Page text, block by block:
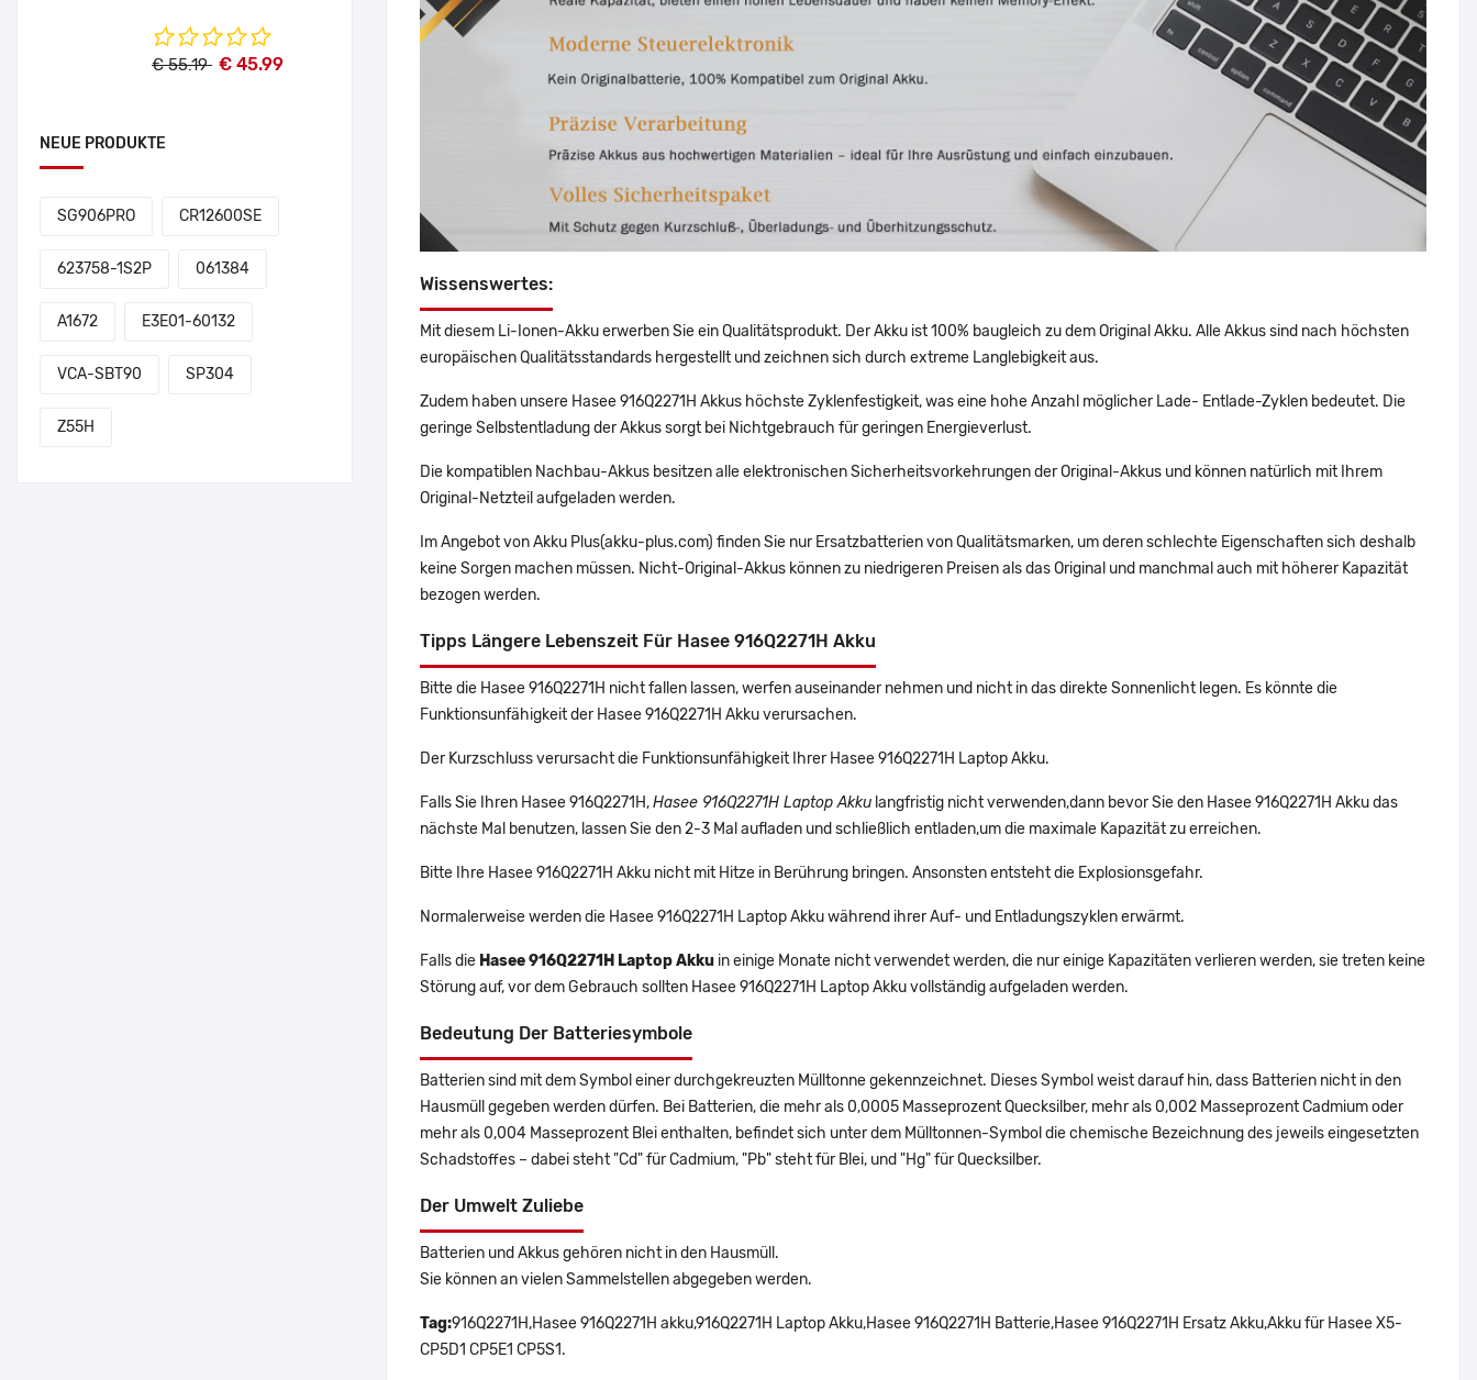
€ 55.19 € 45.99
NEUE PRODUKTE
SG906PRO CR12600SE
623758-1S2P 061384
A1672 E3E01-60132
VCA-SBT90 SP304
Z55H
Wissenswertes:
Mit diesem Li-Ionen-Akku erwerben Sie ein Qualitätsprodukt. Der Akku ist 100% baugleich zu dem Original Akku. Alle Akkus sind nach höchsten
europäischen Qualitätsstandards hergestellt und zeichnen sich durch extreme Langlebigkeit aus.
Zudem haben unsere Hasee 916Q2271H Akkus höchste Zyklenfestigkeit, was eine hohe Anzahl möglicher Lade- Entlade-Zyklen bedeutet. Die
geringe Selbstentladung der Akkus sorgt bei Nichtgebrauch für geringen Energieverlust.
Die kompatiblen Nachbau-Akkus besitzen alle elektronischen Sicherheitsvorkehrungen der Original-Akkus und können natürlich mit Ihrem
Original-Netzteil aufgeladen werden.
Im Angebot von Akku Plus(akku-plus.com) finden Sie nur Ersatzbatterien von Qualitätsmarken, um deren schlechte Eigenschaften sich deshalb
keine Sorgen machen müssen. Nicht-Original-Akkus können zu niedrigeren Preisen als das Original und manchmal auch mit höherer Kapazität
bezogen werden.
Tipps Längere Lebenszeit Für Hasee 916Q2271H Akku
Bitte die Hasee 916Q2271H nicht fallen lassen, werfen auseinander nehmen und nicht in das direkte Sonnenlicht legen. Es könnte die
Funktionsunfähigkeit der Hasee 916Q2271H Akku verursachen.
Der Kurzschluss verursacht die Funktionsunfähigkeit Ihrer Hasee 916Q2271H Laptop Akku.
Falls Sie Ihren Hasee 916Q2271H,Hasee 916Q2271H Laptop Akku langfristig nicht verwenden,dann bevor Sie den Hasee 916Q2271H Akku das
nächste Mal benutzen, lassen Sie den 2-3 Mal aufladen und schließlich entladen,um die maximale Kapazität zu erreichen.
Bitte Ihre Hasee 916Q2271H Akku nicht mit Hitze in Berührung bringen. Ansonsten entsteht die Explosionsgefahr.
Normalerweise werden die Hasee 916Q2271H Laptop Akku während ihrer Auf- und Entladungszyklen erwärmt.
Falls die Hasee 916Q2271H Laptop Akku in einige Monate nicht verwendet werden, die nur einige Kapazitäten verlieren werden, sie treten keine
Störung auf, vor dem Gebrauch sollten Hasee 916Q2271H Laptop Akku vollständig aufgeladen werden.
Bedeutung Der Batteriesymbole
Batterien sind mit dem Symbol einer durchgekreuzten Mülltonne gekennzeichnet. Dieses Symbol weist darauf hin, dass Batterien nicht in den
Hausmüll gegeben werden dürfen. Bei Batterien, die mehr als 0,0005 Masseprozent Quecksilber, mehr als 0,002 Masseprozent Cadmium oder
mehr als 0,004 Masseprozent Blei enthalten, befindet sich unter dem Mülltonnen-Symbol die chemische Bezeichnung des jeweils eingesetzten
Schadstoffes – dabei steht "Cd" für Cadmium, "Pb" steht für Blei, und "Hg" für Quecksilber.
Der Umwelt Zuliebe
Batterien und Akkus gehören nicht in den Hausmüll.
Sie können an vielen Sammelstellen abgegeben werden.
Tag:916Q2271H,Hasee 916Q2271H akku,916Q2271H Laptop Akku,Hasee 916Q2271H Batterie,Hasee 916Q2271H Ersatz Akku,Akku für Hasee X5-
CP5D1 CP5E1 CP5S1.